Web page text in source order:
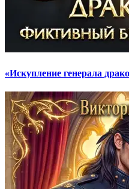
«Искупление генерала